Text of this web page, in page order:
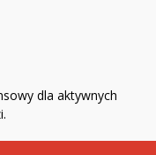
dla aktywnych